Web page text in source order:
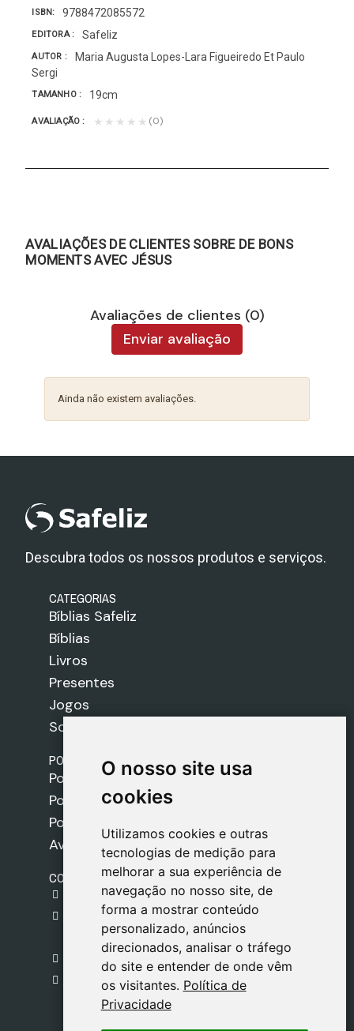
O nosso site usa
cookies
Utilizamos cookies e outras
tecnologias de medição para
melhorar a sua experiência de
navegação no nosso site, de
forma a mostrar conteúdo
personalizado, anúncios
direcionados, analisar o tráfego
do site e entender de onde vêm
os visitantes. Política de
Privacidade
O nosso site usa
cookies
Utilizamos cookies e outras
tecnologias de medição para
melhorar a sua experiência de
navegação no nosso site, de
forma a mostrar conteúdo
personalizado, anúncios
direcionados, analisar o tráfego
do site e entender de onde vêm
os visitantes. Política de
Privacidade
ISBN 9788472085572
EDITORA Safeliz
AUTOR
Maria Augusta Lopes-Lara Figueiredo Et Paulo
Sergi
TAMANHO 19cm
AVALIAÇÃO ★★★★★ (0)
AVALIAÇÕES DE CLIENTES SOBRE DE BONS
MOMENTS AVEC JÉSUS
Avaliações de clientes (0)
Enviar avaliação
Ainda não existem avaliações.
Descubra todos os nossos produtos e serviços.
CATEGORIAS
Bíblias Safeliz
Bíblias
Livros
Presentes
Jogos
Sobre nós
POLÍTICAS
Política de Envios
Política de Cookies
Política de Privacidade
Aviso Legal
CONTACTO
gestion@safeliz.com
C. del Pradillo, 6, 28770 Colmenar Viejo,
Madrid
+34 918 459 877
Segunda a Sexta
09:00 - 13:00